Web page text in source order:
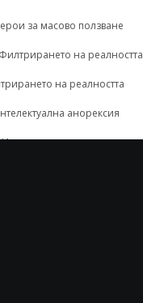
за масово ползване
Филтрирането на реалността
на реалността
анорексия
Интелектуална анорексия